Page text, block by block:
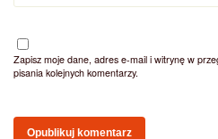
Zapisz moje dane, adres e-mail i witrynę w
pisania kolejnych komentarzy.